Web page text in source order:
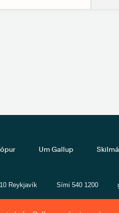
Um Gallup
Reykjavík Sími 540 1200